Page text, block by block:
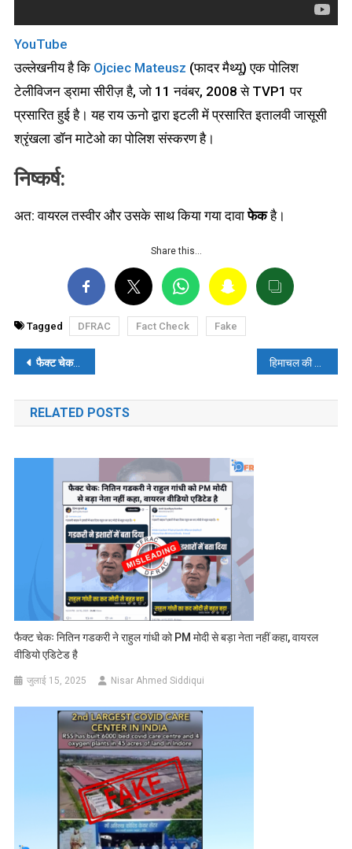
YouTube
उल्लेखनीय है कि Ojciec Mateusz (फादर मैथ्यू) एक पोलिश
टेलीविजन ड्रामा सीरीज़ है, जो 11 नवंबर, 2008 से TVP1 पर
प्रसारित हुई है। यह राय ऊनो द्वारा इटली में प्रसारित इतालवी जासूसी
श्रृंखला डॉन माटेओ का पोलिश संस्करण है।
निष्कर्ष:
अत: वायरल तस्वीर और उसके साथ किया गया दावाफेकहै।
Share this…
Tagged DFRAC Fact Check Fake
पोस्ट
नेविगेशन
फैक्टचेक: लीथी?
RELATED POSTS
फैक्ट चेकः नितिन गडकरी ने राहुल गांधी को PM मोदी से बड़ा नेता नहीं कहा, वायरल
वीडियो एडिटेड है
जुलाई 15, 2025 Nisar Ahmed Siddiqui